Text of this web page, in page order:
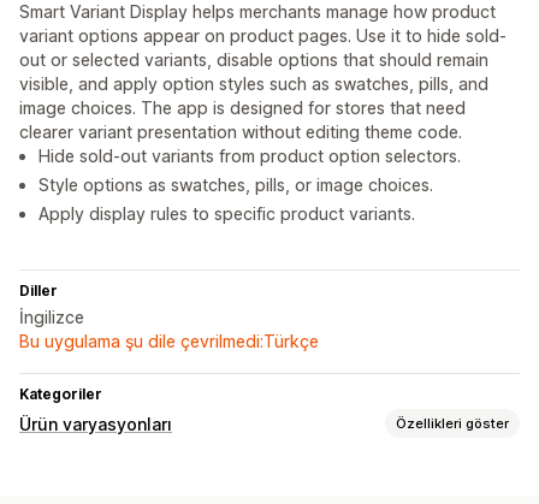
Smart Variant Display helps merchants manage how product
variant options appear on product pages. Use it to hide sold-
out or selected variants, disable options that should remain
visible, and apply option styles such as swatches, pills, and
image choices. The app is designed for stores that need
clearer variant presentation without editing theme code.
Hide sold-out variants from product option selectors.
Style options as swatches, pills, or image choices.
Apply display rules to specific product variants.
Diller
İngilizce
Bu uygulama şu dile çevrilmedi:Türkçe
Kategoriler
Ürün varyasyonları Özellikleri göster